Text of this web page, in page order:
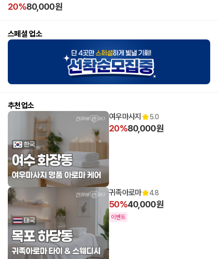
20%80,000원
스페셜 업소
추천업소
여우마사지
5.0
20%80,000원
귀족아로마 4.8
50%40,000원
이벤트